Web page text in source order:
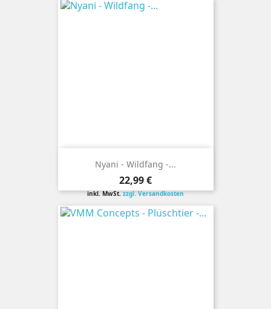
Nyani - Wildfang -...
Preis
22,99 €
inkl. MwSt.zzgl. Versandkosten